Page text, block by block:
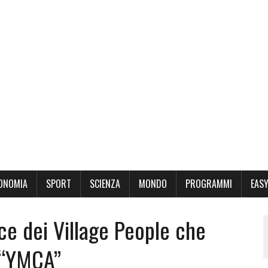
SPORT SCIENZA MONDO PROGRAMMI
dei Village People che